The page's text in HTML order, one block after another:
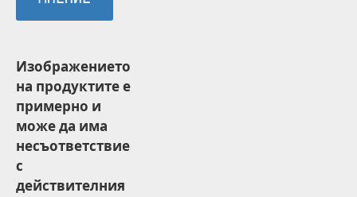
Изображението
на продуктите е
примерно и
може да има
несъответствие
с
действителния